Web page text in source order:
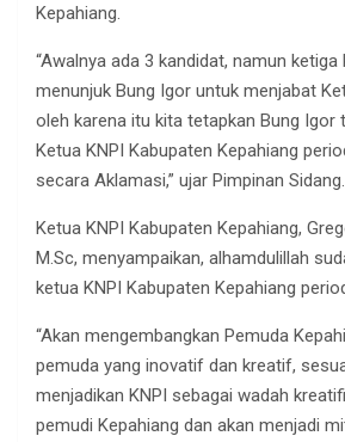
Kepahiang.
“Awalnya ada 3 kandidat, namun
menunjuk Bung Igor untuk menjabat
oleh karena itu kita tetapkan Bung Igor
Ketua KNPI Kabupaten Kepahiang
secara Aklamasi,” ujar Pimpinan Sidang.
Ketua KNPI Kabupaten Kepahiang,
M.Sc, menyampaikan, alhamdulillah
ketua KNPI Kabupaten Kepahiang
“Akan mengembangkan Pemuda
pemuda yang inovatif dan kreatif,
menjadikan KNPI sebagai wadah
pemudi Kepahiang dan akan menjadi